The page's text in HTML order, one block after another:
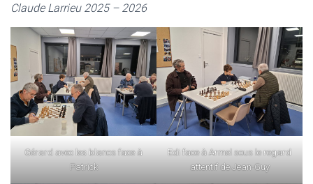
Claude Larrieu 2025 – 2026
Gérard avec les blancs face à
Patrick
Edi face à Armel sous le regard
attentif de Jean-Guy